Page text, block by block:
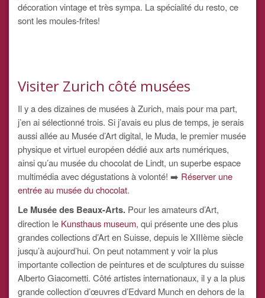
décoration vintage et très sympa. La spécialité du resto, ce
sont les moules-frites!
Visiter Zurich côté musées
Il y a des dizaines de musées à Zurich, mais pour ma part,
j’en ai sélectionné trois. Si j’avais eu plus de temps, je serais
aussi allée au Musée d’Art digital, le Muda, le premier musée
physique et virtuel européen dédié aux arts numériques,
ainsi qu’au musée du chocolat de Lindt, un superbe espace
multimédia avec dégustations à volonté! ➡️ Réserver une
entrée au musée du chocolat.
Le Musée des Beaux-Arts. Pour les amateurs d’Art,
direction le Kunsthaus museum, qui présente une des plus
grandes collections d’Art en Suisse, depuis le XIIIème siècle
jusqu’à aujourd’hui. On peut notamment y voir la plus
importante collection de peintures et de sculptures du suisse
Alberto Giacometti. Côté artistes internationaux, il y a la plus
grande collection d’œuvres d’Edvard Munch en dehors de la